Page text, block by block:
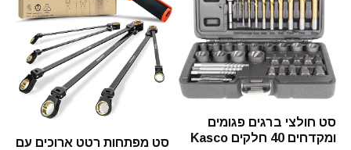
סט חולצי ברגים פגומים
ומקדחים 40 חלקים Kasco
סט מפתחות רטט ארוכים עם